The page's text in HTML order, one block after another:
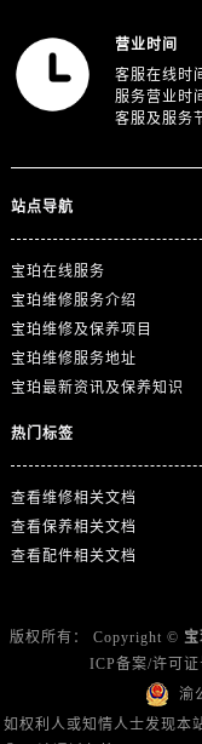
营业时间
客服在线时
服务营业时
客服及服务
站点导航
宝珀在线服务
宝珀维修服务介绍
宝珀维修及保养项目
宝珀维修服务地址
宝珀最新资讯及保养知识
热门标签
查看维修相关文档
查看保养相关文档
查看配件相关文档
版权所有： Copyright ©
ICP备案/许可证
渝
如权利人或知情人士发现本